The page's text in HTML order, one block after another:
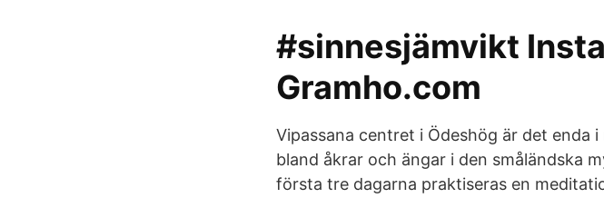
#sinnesjämvikt
Gramho.com
Vipassana centret i Ödeshög är det
bland åkrar och ängar i den småländska
första tre dagarna praktiseras en